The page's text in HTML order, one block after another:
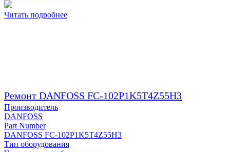
Читать подробнее
Ремонт DANFOSS FC-102P1K5T4Z55H3
Производитель
DANFOSS
Part Number
DANFOSS FC-102P1K5T4Z55H3
Тип оборудования